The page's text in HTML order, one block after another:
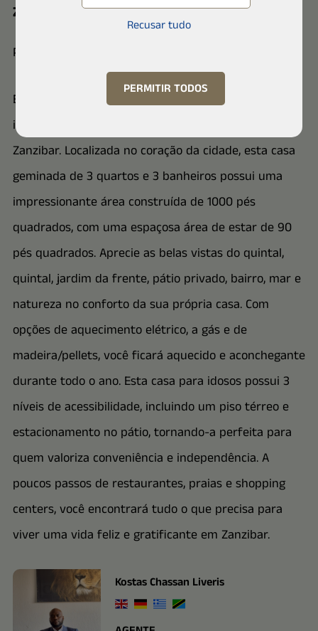
Zanzibar Tanzania, Zanzibar
Propriedade aconchegante
Experimente o máximo em conforto e luxo nesta
impressionante casa nova em construção em
Zanzibar. Localizada no coração da cidade, esta casa
geminada de 3 quartos e 3 banheiros possui uma
impressionante área construída de 1000 pés
quadrados, com uma espaçosa área de estar de 90
pés quadrados. Aprecie as belas vistas do quintal,
quintal, jardim da frente, pátio privado, bairro, mar e
natureza no conforto da sua própria casa. Com
opções de aquecimento elétrico, a gás e de
madeira/pellets, você ficará aquecido e aconchegante
durante todo o ano. Esta casa para idosos possui 3
níveis de acessibilidade, incluindo um piso térreo e
estacionamento no pátio, tornando-a perfeita para
quem valoriza conveniência e independência. A
poucos passos de restaurantes, praias e shopping
centers, você encontrará tudo o que precisa para
viver uma vida feliz e gratificante em Zanzibar.
Kostas Chassan Liveris
Recusar tudo
PERMITIR TODOS